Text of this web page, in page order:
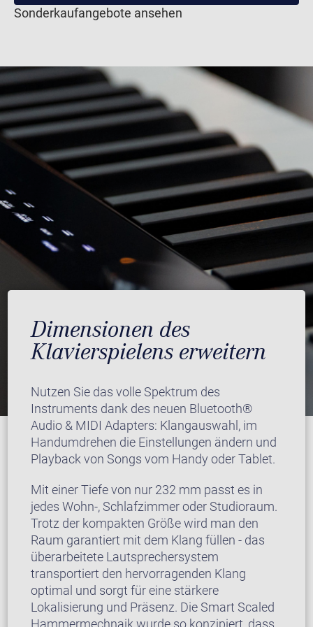
Sonderkaufangebote ansehen
Dimensionen des
Klavierspielens erweitern
Nutzen Sie das volle Spektrum des
Instruments dank des neuen Bluetooth®
Audio & MIDI Adapters: Klangauswahl, im
Handumdrehen die Einstellungen ändern und
Playback von Songs vom Handy oder Tablet.
Mit einer Tiefe von nur 232 mm passt es in
jedes Wohn-, Schlafzimmer oder Studioraum.
Trotz der kompakten Größe wird man den
Raum garantiert mit dem Klang füllen - das
überarbeitete Lautsprechersystem
transportiert den hervorragenden Klang
optimal und sorgt für eine stärkere
Lokalisierung und Präsenz. Die Smart Scaled
Hammermechnaik wurde so konzipiert, dass